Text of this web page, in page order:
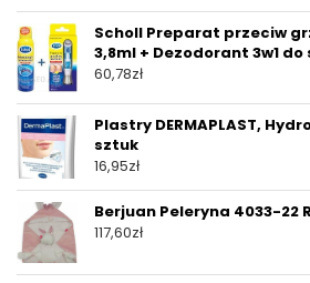
Scholl Preparat przeciw
3,8ml + Dezodorant 3w1 do
60,78zł
Plastry DERMAPLAST,
sztuk
16,95zł
Berjuan Peleryna 4033-22
117,60zł